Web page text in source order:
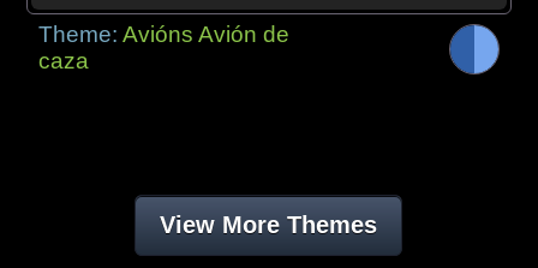
Theme:Avións Avión de
caza
View More Themes